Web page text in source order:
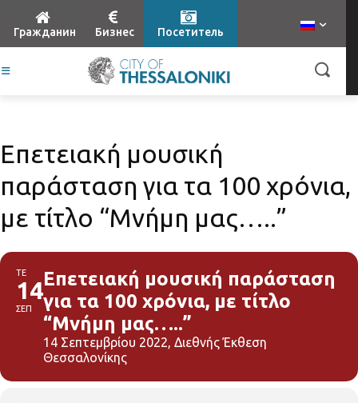
Гражданин Бизнес Посетитель
Επετειακή μουσική
παράσταση για τα 100 χρόνια,
με τίτλο “Μνήμη μας…..”
ΤΕ
14
ΣΕΠ
Επετειακή μουσική παράσταση
για τα 100 χρόνια, με τίτλο
“Μνήμη μας…..”
14 Σεπτεμβρίου 2022, Διεθνής Έκθεση
Θεσσαλονίκης